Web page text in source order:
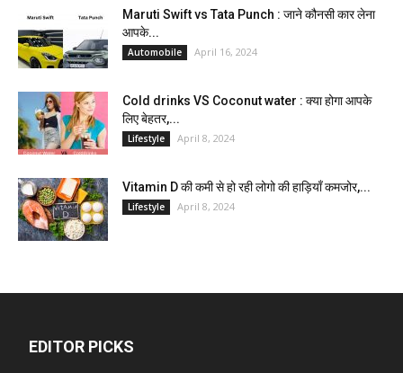
Maruti Swift vs Tata Punch : जाने कौनसी कार लेना
आपके...
Automobile April 16, 2024
Cold drinks VS Coconut water : क्या होगा आपके
लिए बेहतर,...
Lifestyle April 8, 2024
Vitamin D की कमी से हो रही लोगो की हाड़ियाँ कमजोर,...
Lifestyle April 8, 2024
EDITOR PICKS